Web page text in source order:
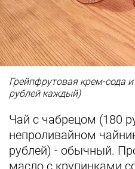
Грейпфрутовая крем-сода
рублей каждый)
Чай с чабрецом (180
непроливайном
рублей) - обычный.
масло с крупинками